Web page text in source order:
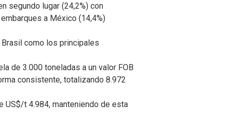
segundo lugar (24,2%) con
a México (14,4%)
como los principales
de 3.000 toneladas a un valor FOB
consistente, totalizando 8.972
US$/t 4.984, manteniendo de esta